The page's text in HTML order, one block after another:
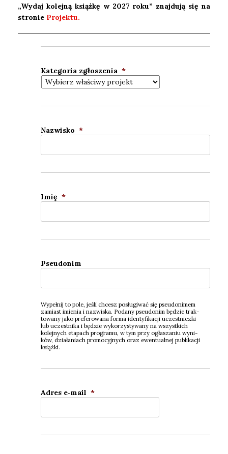
„Wydaj kolej­ną książ­kę w 2027 roku” znaj­du­ją się na
stro­nie Pro­jek­tu.
Kate­go­ria zgło­sze­nia *
Nazwi­sko *
Imię *
Pseu­do­nim
Wypeł­nij to pole, jeśli chcesz posłu­gi­wać się pseu­do­ni­mem
zamiast imie­nia i nazwi­ska. Poda­ny pseu­do­nim będzie trak­
to­wa­ny jako pre­fe­ro­wa­na for­ma iden­ty­fi­ka­cji uczest­nicz­ki
lub uczest­ni­ka i będzie wyko­rzy­sty­wa­ny na wszyst­kich
kolej­nych eta­pach pro­gra­mu, w tym przy ogła­sza­niu wyni­
ków, dzia­ła­niach pro­mo­cyj­nych oraz ewen­tu­al­nej publi­ka­cji
książ­ki.
Adres e‑mail *